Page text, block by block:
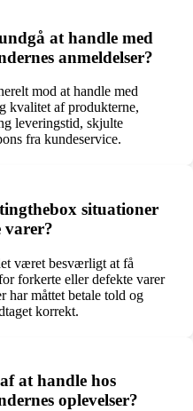
at handle med
anmeldelser?
mod at handle med
kvalitet af produkterne,
leveringstid, skjulte
fra kundeservice.
situationer
varer?
været besværligt at få
forkerte eller defekte varer
har måttet betale told og
korrekt.
at handle hos
oplevelser?